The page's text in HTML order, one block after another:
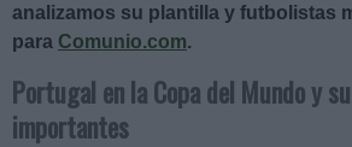
analizamos su plantilla y futbolistas
para Comunio.com.
Portugal en la Copa del Mundo y
importantes